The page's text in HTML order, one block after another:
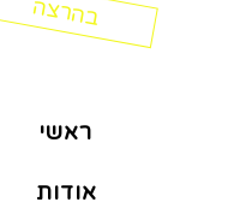
ראשי
אודות